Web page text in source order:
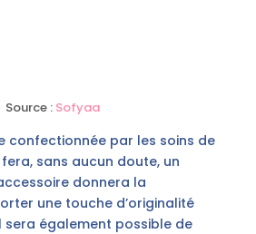
Source : Sofyaa
confectionnée par les soins de
sans aucun doute, un
donnera la
une touche d’originalité
sera également possible de